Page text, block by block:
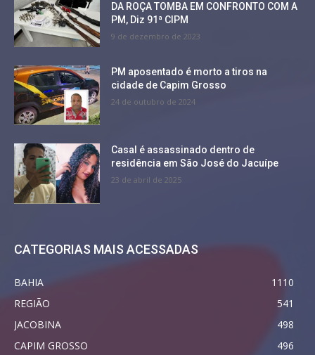
DA ROÇA TOMBA EM CONFRONTO COM A
PM, Diz 91ª CIPM
9 de dezembro de 2023
PM aposentado é morto a tiros na
cidade de Capim Grosso
24 de outubro de 2024
Casal é assassinado dentro de
residência em São José do Jacuípe
23 de abril de 2025
CATEGORIAS MAIS ACESSADAS
BAHIA
1110
REGIÃO
541
JACOBINA
498
CAPIM GROSSO
496